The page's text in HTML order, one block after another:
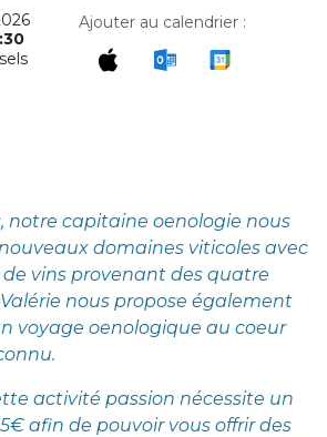
Ajouter au calendrier :
notre capitaine oenologie nous
domaines viticoles avec
vins provenant des quatre
nous propose également
voyage oenologique au coeur
activité passion nécessite un
afin de pouvoir vous offrir des